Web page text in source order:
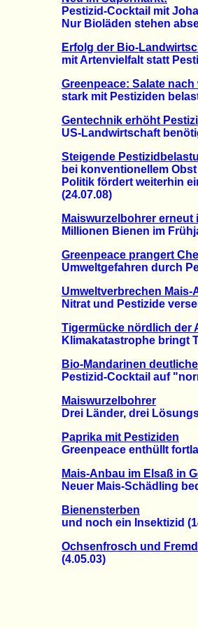
Pestizid-Cocktail mit
Nur Bioläden stehen
Erfolg der Bio-
mit Artenvielfalt statt
Greenpeace: Salate nach
stark mit Pestiziden
Gentechnik erhöht
US-Landwirtschaft
Steigende
bei konventionellem Obst
Politik fördert weiterhin
(24.07.08)
Maiswurzelbohrer erneut
Millionen Bienen im
Greenpeace prangert
Umweltgefahren durch
Umweltverbrechen Mais-
Nitrat und Pestizide
Tigermücke nördlich der
Klimakatastrophe bringt
Bio-Mandarinen
Pestizid-Cocktail auf
Maiswurzelbohrer
Drei Länder, drei
Paprika mit Pestiziden
Greenpeace enthüllt
Mais-Anbau im Elsaß in
Neuer Mais-Schädling
Bienensterben
und noch ein Insektizid
Ochsenfrosch und
(4.05.03)